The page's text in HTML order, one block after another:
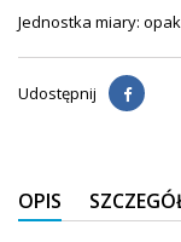
Jednostka miary:
Udostępnij
OPIS